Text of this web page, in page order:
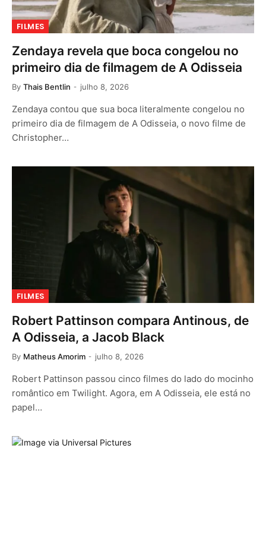
FILMES
Zendaya revela que boca congelou no
primeiro dia de filmagem de A Odisseia
By Thais Bentlin julho 8, 2026
Zendaya contou que sua boca literalmente congelou no
primeiro dia de filmagem de A Odisseia, o novo filme de
Christopher…
FILMES
Robert Pattinson compara Antinous, de
A Odisseia, a Jacob Black
By Matheus Amorim julho 8, 2026
Robert Pattinson passou cinco filmes do lado do mocinho
romântico em Twilight. Agora, em A Odisseia, ele está no
papel…